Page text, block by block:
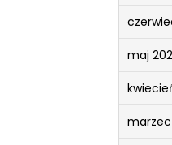
maj